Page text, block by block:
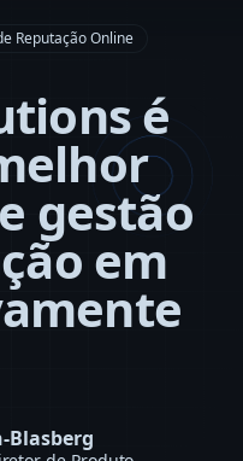
Reputação Online
é
gestão
em
Blasberg